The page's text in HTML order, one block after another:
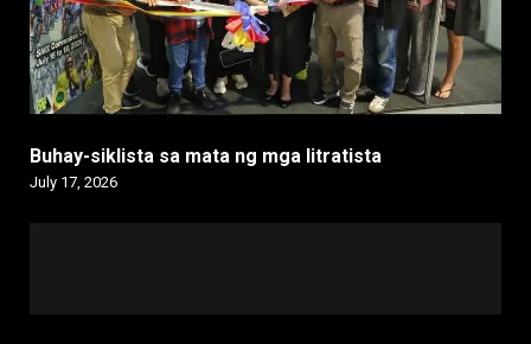
Buhay-siklista sa mata ng mga litratista
July 17, 2026